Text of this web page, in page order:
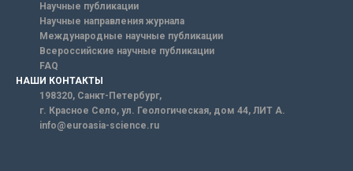
Научные публикации
Научные направления журнала
Международные научные публикации
Всероссийские научные публикации
FAQ
НАШИ КОНТАКТЫ
198320, Санкт-Петербург,
г. Красное Село, ул. Геологическая, дом 44, ЛИТ А.
info@euroasia-science.ru